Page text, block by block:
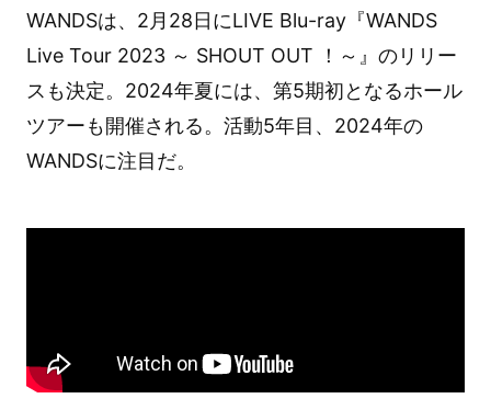
WANDSは、2月28日にLIVE Blu-ray『WANDS
Live Tour 2023 ～ SHOUT OUT ！～』のリリー
スも決定。2024年夏には、第5期初となるホール
ツアーも開催される。活動5年目、2024年の
WANDSに注目だ。